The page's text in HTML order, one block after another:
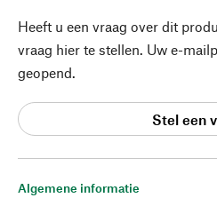
Algemene informatie
Heeft u een vraag over dit
vraag hier te stellen. Uw e-
geopend.
Stel een